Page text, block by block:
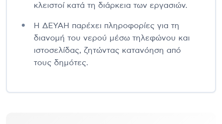
κλειστοί κατά τη διάρκεια των εργασιών.
Η ΔΕΥΑΗ παρέχει πληροφορίες για τη
διανομή του νερού μέσω τηλεφώνου και
ιστοσελίδας, ζητώντας κατανόηση από
τους δημότες.